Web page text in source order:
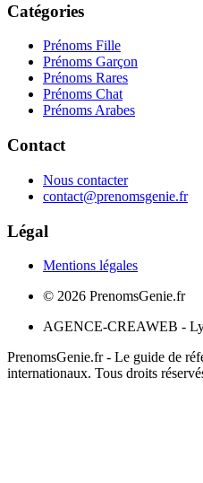
Catégories
Prénoms Fille
Prénoms Garçon
Prénoms Rares
Prénoms Chat
Prénoms Arabes
Contact
Nous contacter
contact@prenomsgenie.fr
Légal
Mentions légales
© 2026 PrenomsGenie.fr
AGENCE-CREAWEB -
PrenomsGenie.fr - Le guide de
internationaux. Tous droits